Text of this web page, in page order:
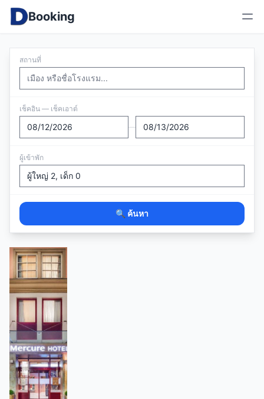
Booking
สถานที่
เช็คอิน — เช็คเอาต์
—
ผู้เข้าพัก
🔍 ค้นหา